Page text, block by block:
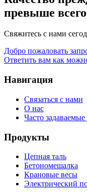
превыше
Свяжитесь с нами
Добро пожаловать
Ответить вам как
Навигация
Связаться с нами
О нас
Часто
Продукты
Цепная таль
Бетономешалка
Крановые весы
Электрический